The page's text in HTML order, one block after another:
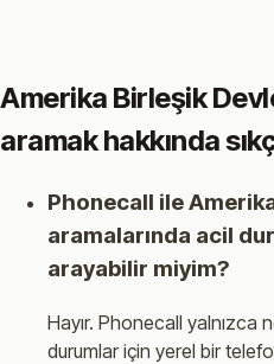
Amerika Birleşik
aramak hakkında
Phonecall ile
aramalarında acil
arayabilir miyim?
Hayır. Phonecall yalnızca
durumlar için yerel bir